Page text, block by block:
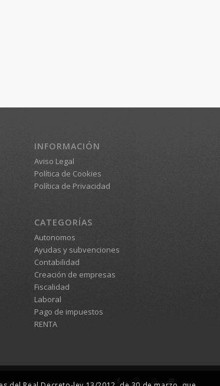
INFORMACIÓN
Aviso Legal
Política de Cookies
Política de Privacidad
CATEGORÍAS
Autonomos
Ayudas y subvenciones
Contabilidad
Creación de empresas
Fiscalidad
Laboral
Pago de impuestos
RENTA